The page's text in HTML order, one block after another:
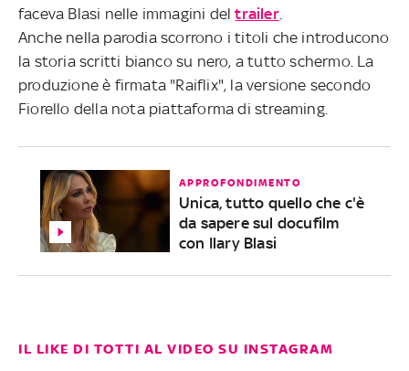
faceva Blasi nelle immagini deltrailer.
Anche nella parodia scorrono i titoli che introducono
la storia scritti bianco su nero, a tutto schermo. La
produzione è firmata "Raiflix", la versione secondo
Fiorello della nota piattaforma di streaming.
APPROFONDIMENTO
Unica, tutto quello che c'è
da sapere sul docufilm
con Ilary Blasi
IL LIKE DI TOTTI AL VIDEO SU INSTAGRAM